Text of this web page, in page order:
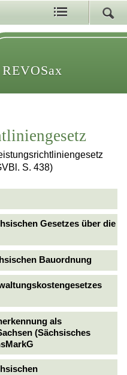
REVOSax
S. 438)
Gesetzes über die
Bauordnung
als
(Sächsisches